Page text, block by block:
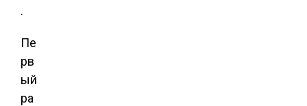
.
Пе
рв
ый
ра